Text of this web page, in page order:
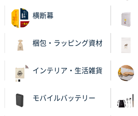
横断幕
梱包・ラッピング資材
インテリア・生活雑貨
モバイルバッテリー